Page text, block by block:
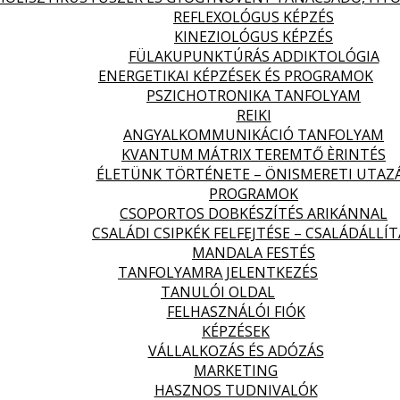
REFLEXOLÓGUS KÉPZÉS
KINEZIOLÓGUS KÉPZÉS
FÜLAKUPUNKTÚRÁS ADDIKTOLÓGIA
ENERGETIKAI KÉPZÉSEK ÉS PROGRAMOK
PSZICHOTRONIKA TANFOLYAM
REIKI
ANGYALKOMMUNIKÁCIÓ TANFOLYAM
KVANTUM MÁTRIX TEREMTŐ ÈRINTÉS
ÉLETÜNK TÖRTÉNETE – ÖNISMERETI
PROGRAMOK
CSOPORTOS DOBKÉSZÍTÉS ARIKÁNNAL
CSALÁDI CSIPKÉK FELFEJTÉSE –
MANDALA FESTÉS
TANFOLYAMRA JELENTKEZÉS
TANULÓI OLDAL
FELHASZNÁLÓI FIÓK
KÉPZÉSEK
VÁLLALKOZÁS ÉS ADÓZÁS
MARKETING
HASZNOS TUDNIVALÓK